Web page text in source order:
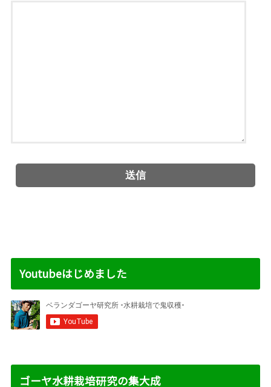
Youtubeはじめました
ゴーヤ水耕栽培研究の集大成